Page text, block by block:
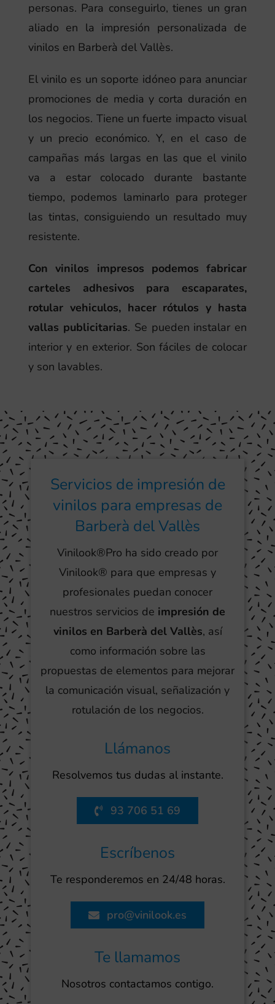
personas. Para conseguirlo, tienes un gran
aliado en la impresión personalizada de
vinilos en Barberà del Vallès.
El vinilo es un soporte idóneo para anunciar
promociones de media y corta duración en
los negocios. Tiene un fuerte impacto visual
y un precio económico. Y, en el caso de
campañas más largas en las que el vinilo
va a estar colocado durante bastante
tiempo, podemos laminarlo para proteger
las tintas, consiguiendo un resultado muy
resistente.
Con vinilos impresos podemos fabricar
carteles adhesivos para escaparates,
rotular vehiculos, hacer rótulos y hasta
vallas publicitarias. Se pueden instalar en
interior y en exterior. Son fáciles de colocar
y son lavables.
Servicios de impresión de
vinilos para empresas de
Barberà del Vallès
Vinilook®Pro ha sido creado por
Vinilook® para que empresas y
profesionales puedan conocer
nuestros servicios de impresión de
vinilos en Barberà del Vallès, así
como información sobre las
propuestas de elementos para mejorar
la comunicación visual, señalización y
rotulación de los negocios.
Llámanos
Resolvemos tus dudas al instante.
93 706 51 69
Escríbenos
Te responderemos en 24/48 horas.
pro@vinilook.es
Te llamamos
Nosotros contactamos contigo.